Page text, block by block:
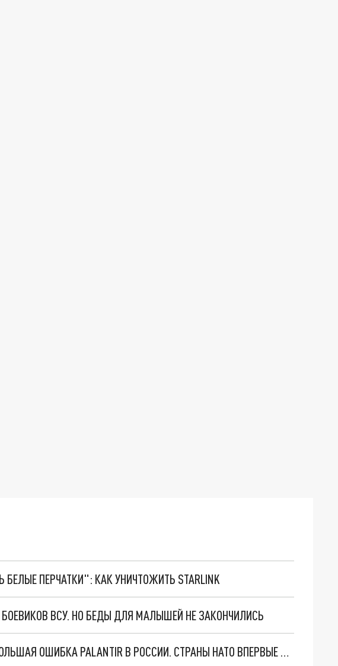
ПЕРЧАТКИ": КАК УНИЧТОЖИТЬ STARLINK
ВСУ. НО БЕДЫ ДЛЯ МАЛЫШЕЙ НЕ ЗАКОНЧИЛИСЬ
"ОЧЕНЬ ПЛОХИЕ НОВОСТИ": БОЛЬШАЯ ОШИБКА PALANTIR В РОССИИ. СТРАНЫ НАТО ВПЕРВЫЕ ЗА СВО ОСТАНОВИЛИ ПОСТАВКИ ОРУЖИЯ. ВСУ ТЕРЯЮТ ПРИГРАНИЧЬЕ?